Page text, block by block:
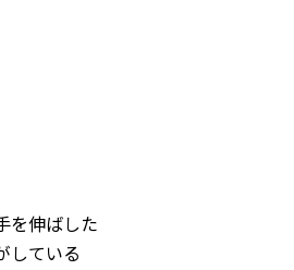
を伸ばした
している